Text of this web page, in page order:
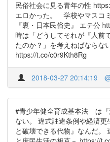
民俗社会に見る青年の性
エロかった。 学校やマスコ
『裏・日本民俗史』 エテ公
時は「どうしてそれが『人前
たのか？」を考えねばならな
https://t.co/c0r9Kth8Rg
2018-03-27 20:14:19
#青少年健全育成基本法 は『
ない。 違式註違条例や経済
と破壊できる代物』なんだ。